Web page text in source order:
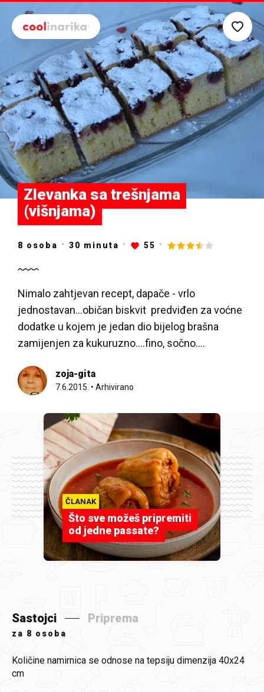
Zlevanka sa trešnjama
(višnjama)
8 osoba 30 minuta 55
Nimalo zahtjevan recept, dapače - vrlo
jednostavan...običan biskvit predviđen za voćne
dodatke u kojem je jedan dio bijelog brašna
zamijenjen za kukuruzno....fino, sočno....
zoja-gita
7.6.2015. • Arhivirano
ČLANAK
Što sve možeš pripremiti
od jedne passate?
Sastojci Priprema
za 8 osoba
Količine namirnica se odnose na tepsiju dimenzija 40x24
cm